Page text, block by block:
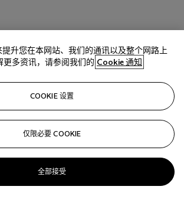
CITRINE, DIAMOND AND
NECKLACE
升您在本网站、我们的通讯以及整个网路上
更多资讯，请参阅我们的 Cookie 通知
COOKIE 设置
仅限必要 COOKIE
全部接受